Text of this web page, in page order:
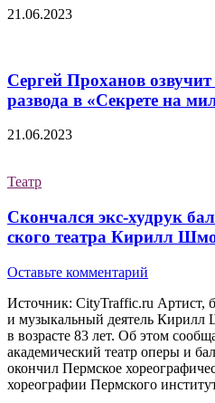
21.06.2023
Сергей Проханов
развода в «Секрете на
21.06.2023
Театр
Скончался экс-худрук
ского театра Кирилл
Оставьте комментарий
Источник: CityTraffic.ru Артист,
и музыкальный деятель Кирилл
в возрасте 83 лет. Об этом
академический театр оперы и
окончил Пермское
хореографии Пермского